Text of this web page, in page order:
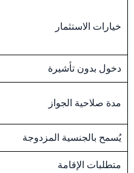
خيارات الاستثمار
دخول بدون تأشيرة
مدة صلاحية الجواز
يُسمح بالجنسية المزدوجة
متطلبات الإقامة